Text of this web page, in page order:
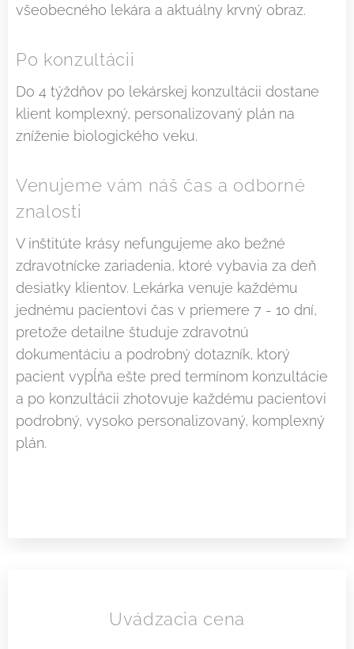
všeobecného lekára a aktuálny krvný obraz.
Po konzultácii
Do 4 týždňov po lekárskej konzultácii dostane
klient komplexný, personalizovaný plán na
zníženie biologického veku.
Venujeme vám náš čas a odborné
znalosti
V inštitúte krásy nefungujeme ako bežné
zdravotnícke zariadenia, ktoré vybavia za deň
desiatky klientov. Lekárka venuje každému
jednému pacientovi čas v priemere 7 - 10 dní,
pretože detailne študuje zdravotnú
dokumentáciu a podrobný dotazník, ktorý
pacient vypĺňa ešte pred termínom konzultácie
a po konzultácii zhotovuje každému pacientovi
podrobný, vysoko personalizovaný, komplexný
plán.
Uvádzacia cena